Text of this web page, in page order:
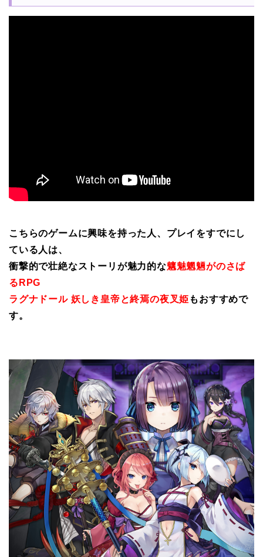
こちらのゲームに興味を持った人、プレイをすでにし
ている人は、
衝撃的で壮絶なストーリが魅力的な魑魅魍魎がのさば
るRPG
ラグナドール 妖しき皇帝と終焉の夜叉姫 もおすすめで
す。